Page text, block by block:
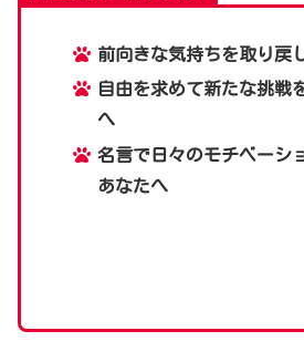
前向きな気持ちを取り戻
自由を求めて新たな挑戦
へ
名言で日々のモチベーシ
あなたへ